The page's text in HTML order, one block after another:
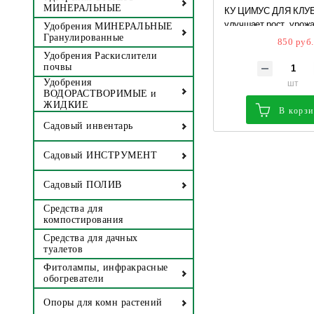
МИНЕРАЛЬНЫЕ
Удобрения МИНЕРАЛЬНЫЕ
Гранулированные
Удобрения Раскислители
почвы
Удобрения
ВОДОРАСТВОРИМЫЕ и
ЖИДКИЕ
Садовый инвентарь
Садовый ИНСТРУМЕНТ
Садовый ПОЛИВ
Средства для
компостирования
Средства для дачных
туалетов
Фитолампы, инфракрасные
обогреватели
Опоры для комн растений
КУ ЦИМУС ДЛЯ
улучшает рост,
укрепляет иммунитет
850 руб.
шт
В